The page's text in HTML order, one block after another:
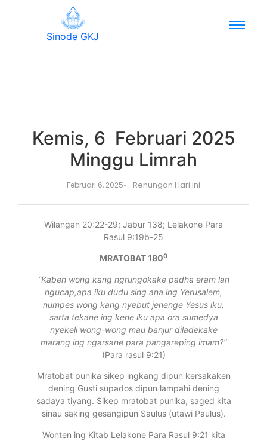
Sinode GKJ
Kemis, 6 Februari 2025
Minggu Limrah
Februari 6, 2025- Renungan Hari ini
Wilangan 20:22-29; Jabur 138; Lelakone Para
Rasul 9:19b-25
MRATOBAT 1800
“Kabeh wong kang ngrungokake padha eram lan
ngucap,apa iku dudu sing ana ing Yerusalem,
numpes wong kang nyebut jenenge Yesus iku,
sarta tekane ing kene iku apa ora sumedya
nyekeli wong-wong mau banjur diladekake
marang ing ngarsane para pangareping imam?”
(Para rasul 9:21)
Mratobat punika sikep ingkang dipun kersakaken
dening Gusti supados dipun lampahi dening
sadaya tiyang. Sikep mratobat punika, saged kita
sinau saking gesangipun Saulus (utawi Paulus).
Wonten ing Kitab Lelakone Para Rasul 9:21 kita